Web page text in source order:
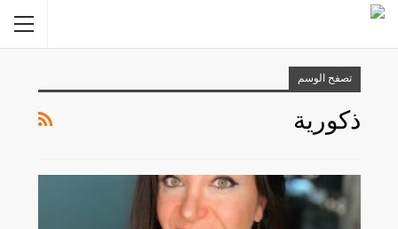
تصفح الوسم
ذكورية